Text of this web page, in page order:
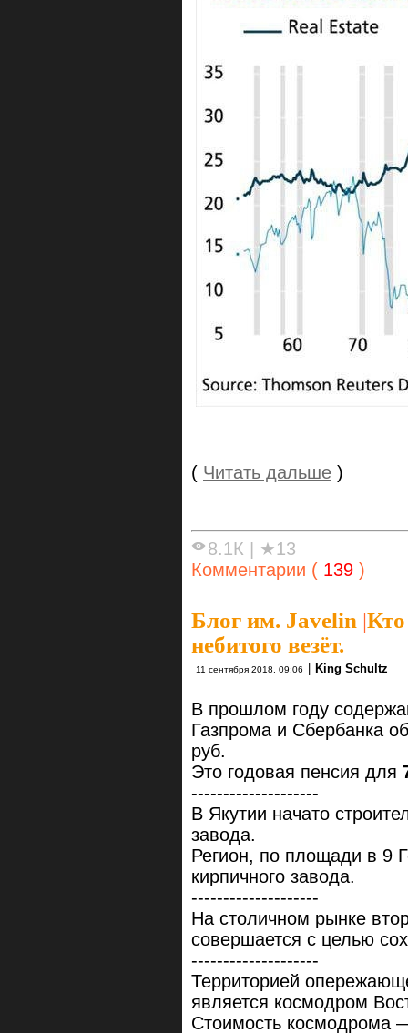
( Читать дальше )
8.1К | ★13
Комментарии ( 139 )
Блог им. Javelin |
небитого везёт.
11 сентября 2018, 09:06 | King Schultz
В прошлом году
Газпрома и Сбербанка
руб.
Это годовая пенсия для
--------------------
В Якутии начато
завода.
Регион, по площади в 9
кирпичного завода.
--------------------
На столичном рынке
совершается с целью
--------------------
Территорией
является космодром
Стоимость космодрома